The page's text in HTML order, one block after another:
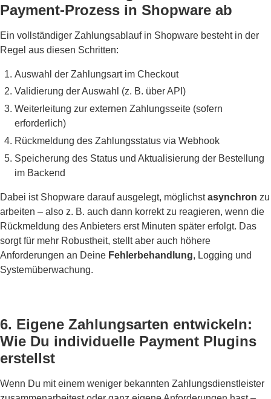
Payment-Prozess in Shopware ab
Ein vollständiger Zahlungsablauf in Shopware besteht in der
Regel aus diesen Schritten:
Auswahl der Zahlungsart im Checkout
Validierung der Auswahl (z. B. über API)
Weiterleitung zur externen Zahlungsseite (sofern
erforderlich)
Rückmeldung des Zahlungsstatus via Webhook
Speicherung des Status und Aktualisierung der Bestellung
im Backend
Dabei ist Shopware darauf ausgelegt, möglichstasynchron zu
arbeiten – also z. B. auch dann korrekt zu reagieren, wenn die
Rückmeldung des Anbieters erst Minuten später erfolgt. Das
sorgt für mehr Robustheit, stellt aber auch höhere
Anforderungen an Deine Fehlerbehandlung, Logging und
Systemüberwachung.
6. Eigene Zahlungsarten entwickeln:
Wie Du individuelle Payment Plugins
erstellst
Wenn Du mit einem weniger bekannten Zahlungsdienstleister